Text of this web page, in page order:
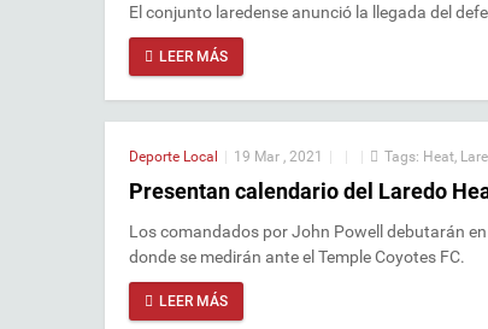
El conjunto laredense anunció la llegada del
LEER MÁS
Deporte Local 19 Mar , 2021 Tags: Heat,
Presentan calendario del Laredo
Los comandados por John Powell debutarán
donde se medirán ante el Temple Coyotes FC.
LEER MÁS